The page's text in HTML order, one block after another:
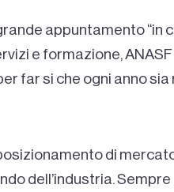
appuntamento “in
e formazione,
far si che ogni anno
di
dell’industria.